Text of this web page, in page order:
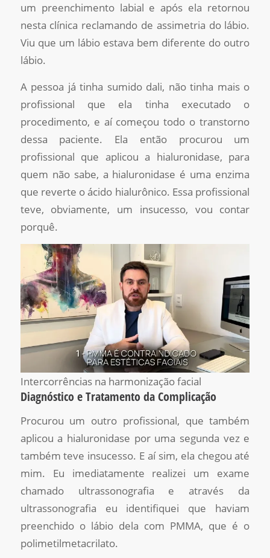
um preenchimento labial e após ela retornou
nesta clínica reclamando de assimetria do lábio.
Viu que um lábio estava bem diferente do outro
lábio.
A pessoa já tinha sumido dali, não tinha mais o
profissional que ela tinha executado o
procedimento, e aí começou todo o transtorno
dessa paciente. Ela então procurou um
profissional que aplicou a hialuronidase, para
quem não sabe, a hialuronidase é uma enzima
que reverte o ácido hialurônico. Essa profissional
teve, obviamente, um insucesso, vou contar
porquê.
Intercorrências na harmonização facial
Diagnóstico e Tratamento da Complicação
Procurou um outro profissional, que também
aplicou a hialuronidase por uma segunda vez e
também teve insucesso. E aí sim, ela chegou até
mim. Eu imediatamente realizei um exame
chamado ultrassonografia e através da
ultrassonografia eu identifiquei que haviam
preenchido o lábio dela com PMMA, que é o
polimetilmetacrilato.